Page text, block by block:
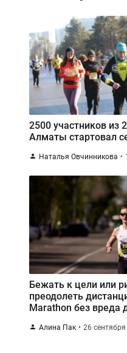
2500 участников из
Алматы стартовал
Наталья Овчинникова
Бежать к цели или
преодолеть
Marathon без вреда
Алина Пак 26 сентября